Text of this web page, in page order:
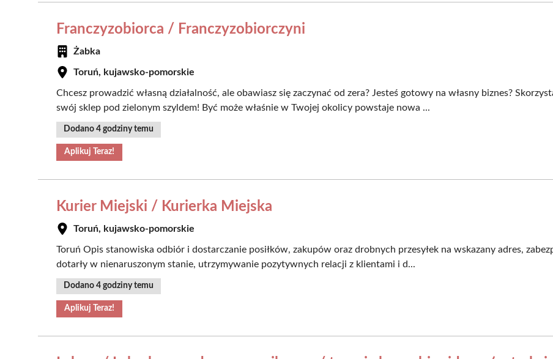
Franczyzobiorca / Franczyzobiorczyni
Żabka
Toruń, kujawsko-pomorskie
Chcesz prowadzić własną działalność, ale obawiasz się zaczynać od zera? Jesteś gotowy na własny biznes?
swój sklep pod zielonym szyldem! Być może właśnie w Twojej okolicy powstaje nowa ...
Dodano 4 godziny temu
Aplikuj Teraz!
Kurier Miejski / Kurierka Miejska
Toruń, kujawsko-pomorskie
Toruń Opis stanowiska odbiór i dostarczanie posiłków, zakupów oraz drobnych przesyłek na wskazany adres,
dotarły w nienaruszonym stanie, utrzymywanie pozytywnych relacji z klientami i d...
Dodano 4 godziny temu
Aplikuj Teraz!